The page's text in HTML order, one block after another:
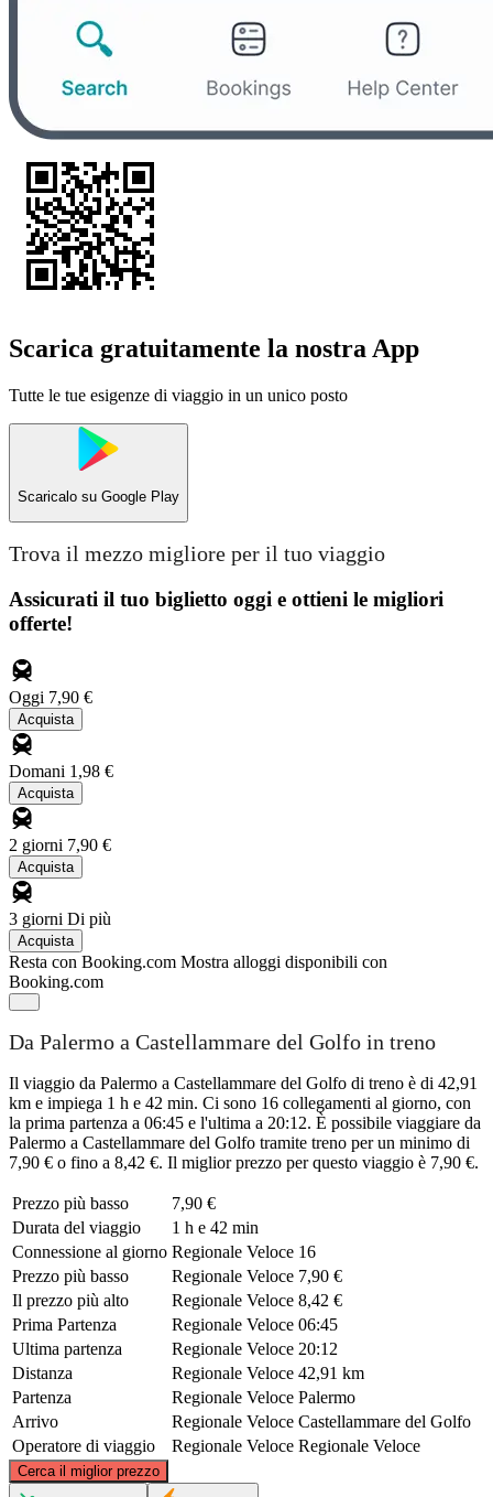
Scarica gratuitamente la nostra App
Tutte le tue esigenze di viaggio in un unico posto
Scaricalo su Google Play
Trova il mezzo migliore per il tuo viaggio
Assicurati il ​​tuo biglietto oggi e ottieni le migliori
offerte!
Oggi 7,90 €
Acquista
Domani 1,98 €
Acquista
2 giorni 7,90 €
Acquista
3 giorni Di più
Acquista
Resta con Booking.com Mostra alloggi disponibili con
Booking.com
Da Palermo a Castellammare del Golfo in treno
Il viaggio da Palermo a Castellammare del Golfo di treno è di 42,91
km e impiega 1 h e 42 min. Ci sono 16 collegamenti al giorno, con
la prima partenza a 06:45 e l'ultima a 20:12. È possibile viaggiare da
Palermo a Castellammare del Golfo tramite treno per un minimo di
7,90 € o fino a 8,42 €. Il miglior prezzo per questo viaggio è 7,90 €.
Prezzo più basso
7,90 €
Durata del viaggio
1 h e 42 min
Connessione al giorno Regionale Veloce 16
Prezzo più basso
Regionale Veloce 7,90 €
Il prezzo più alto
Regionale Veloce 8,42 €
Prima Partenza
Regionale Veloce 06:45
Ultima partenza
Regionale Veloce 20:12
Distanza
Regionale Veloce 42,91 km
Partenza
Regionale Veloce Palermo
Arrivo
Regionale Veloce Castellammare del Golfo
Operatore di viaggio
Regionale Veloce Regionale Veloce
Cerca il miglior prezzo
©CARTO, ©OpenStreetMapcontributors